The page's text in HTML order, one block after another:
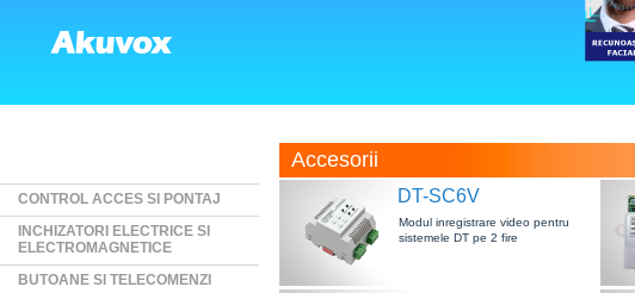
CONTROL ACCES SI PONTAJ
INCHIZATORI ELECTRICE SI
ELECTROMAGNETICE
BUTOANE SI TELECOMENZI
Accesorii
DT-SC6V
Modul inregistrare video pentru
sistemele DT pe 2 fire